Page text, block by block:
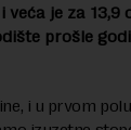
je za 13,9
prošle
i u prvom